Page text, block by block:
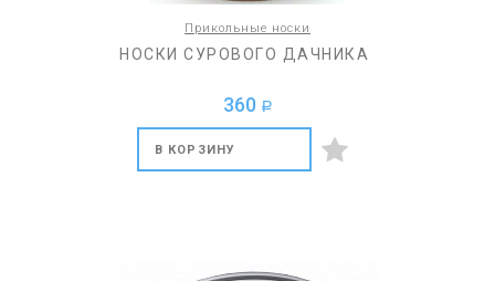
Прикольные носки
НОСКИ СУРОВОГО ДАЧНИКА
360 a
В КОРЗИНУ